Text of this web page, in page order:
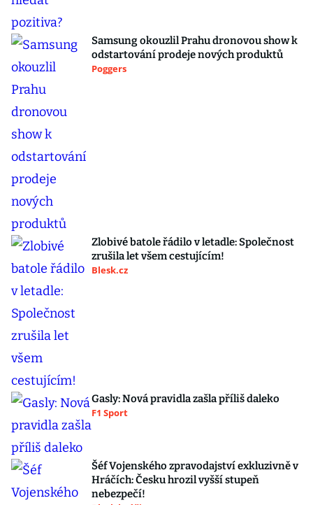
Samsung okouzlil Prahu dronovou show k
odstartování prodeje nových produktů
Poggers
Zlobivé batole řádilo v letadle: Společnost
zrušila let všem cestujícím!
Blesk.cz
Gasly: Nová pravidla zašla příliš daleko
F1 Sport
Šéf Vojenského zpravodajství exkluzivně v
Hráčích: Česku hrozil vyšší stupeň
nebezpečí!